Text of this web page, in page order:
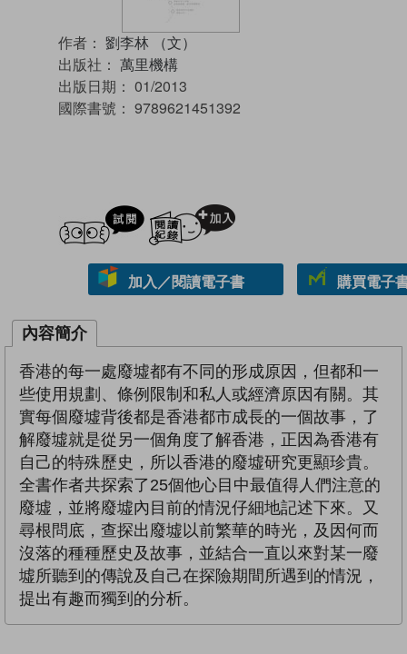
作者： 劉李林 （文）
出版社： 萬里機構
出版日期： 01/2013
國際書號： 9789621451392
試閲
加入／閱讀電子書 購買電子
內容簡介
香港的每一處廢墟都有不同的形成原因，但都和一
些使用規劃、條例限制和私人或經濟原因有關。其
實每個廢墟背後都是香港都市成長的一個故事，了
解廢墟就是從另一個角度了解香港，正因為香港有
自己的特殊歷史，所以香港的廢墟研究更顯珍貴。
全書作者共探索了25個他心目中最值得人們注意的
廢墟，並將廢墟內目前的情況仔細地記述下來。又
尋根問底，查探出廢墟以前繁華的時光，及因何而
沒落的種種歷史及故事，並結合一直以來對某一廢
墟所聽到的傳說及自己在探險期間所遇到的情況，
提出有趣而獨到的分析。